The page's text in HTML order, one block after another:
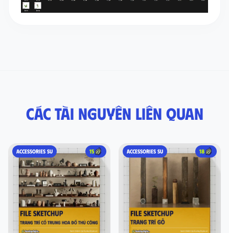
Các tài nguyên liên quan
ACCESSORIES SU 15 ACCESSORIES SU 18